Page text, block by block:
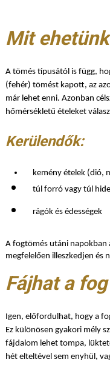
Mit
A tömés típusától is függ,
(fehér) tömést kapott, az
már lehet enni. Azonban
hőmérsékletű ételeket
Kerülendők:
kemény ételek (dió,
túl forró vagy túl
rágók és édességek
A fogtömés utáni napokban
megfelelően illeszkedjen és
Fájhat a
Igen, előfordulhat, hogy a
Ez különösen gyakori mély
fájdalom lehet tompa,
hét elteltével sem enyhül,